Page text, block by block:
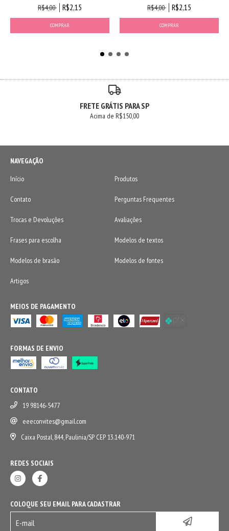
R$4,00
R$2,15
R$4,00
R$2,15
FRETE GRÁTIS PARA SP
Acima de R$150,00
NAVEGAÇÃO
Início
Produtos
Contato Perguntas Frequentes
Trocas e Devoluções Avaliações
Frases para escolha Modelos de textos
Modelos de brasão Modelos de fontes
Artigos
MEIOS DE PAGAMENTO
FORMAS DE ENVIO
CONTATO
19 98146-5477
eeeconvites@gmail.com
Caixa Postal, 844, Paulinia/SP CEP 13.140-971
REDES SOCIAIS
COLOQUE SEU EMAIL PARA CADASTRAR